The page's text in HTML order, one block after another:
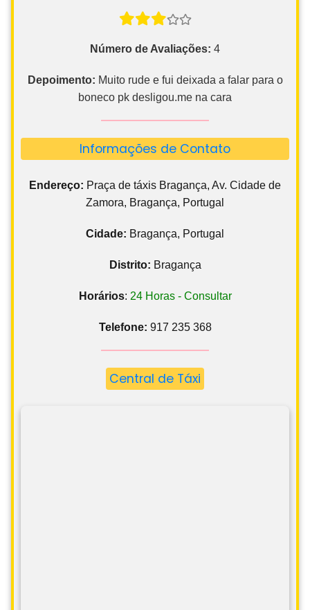
Número de Avaliações: 4
Depoimento: Muito rude e fui deixada a falar para o
boneco pk desligou.me na cara
Informações de Contato
Endereço: Praça de táxis Bragança, Av. Cidade de
Zamora, Bragança, Portugal
Cidade: Bragança, Portugal
Distrito: Bragança
Horários: 24 Horas - Consultar
Telefone: 917 235 368
Central de Táxi